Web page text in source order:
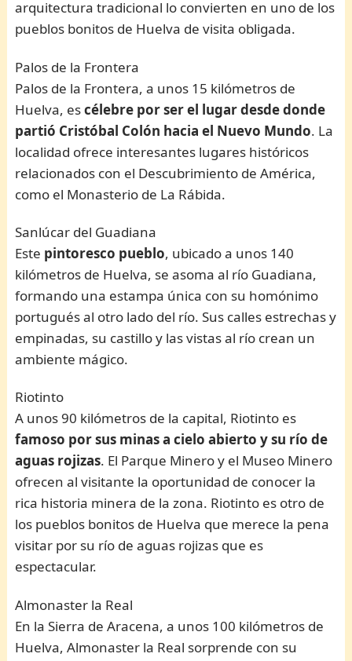
arquitectura tradicional lo convierten en uno de los
pueblos bonitos de Huelva de visita obligada.
Palos de la Frontera
Palos de la Frontera, a unos 15 kilómetros de
Huelva, escélebre por ser el lugar desde donde
partió Cristóbal Colón hacia el Nuevo Mundo. La
localidad ofrece interesantes lugares históricos
relacionados con el Descubrimiento de América,
como el Monasterio de La Rábida.
Sanlúcar del Guadiana
Este pintoresco pueblo, ubicado a unos 140
kilómetros de Huelva, se asoma al río Guadiana,
formando una estampa única con su homónimo
portugués al otro lado del río. Sus calles estrechas y
empinadas, su castillo y las vistas al río crean un
ambiente mágico.
Riotinto
A unos 90 kilómetros de la capital, Riotinto es
famoso por sus minas a cielo abierto y su río de
aguas rojizas. El Parque Minero y el Museo Minero
ofrecen al visitante la oportunidad de conocer la
rica historia minera de la zona. Riotinto es otro de
los pueblos bonitos de Huelva que merece la pena
visitar por su río de aguas rojizas que es
espectacular.
Almonaster la Real
En la Sierra de Aracena, a unos 100 kilómetros de
Huelva, Almonaster la Real sorprende con su